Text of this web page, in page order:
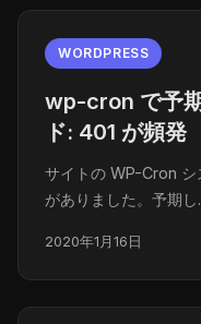
WORDPRESS
wp-cron で予
ド: 401 が頻発
サイトの WP-Cron シ
がありました。予期
2020年1月16日